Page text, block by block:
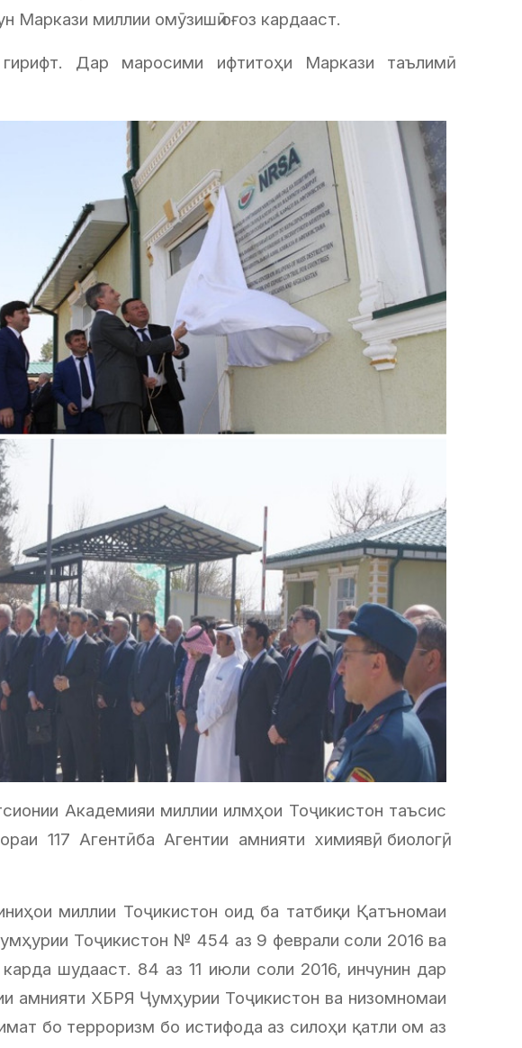
миллии омӯзишӣ оғоз кардааст.
Дар маросими ифтитоҳи Маркази таълимӣ
Академияи миллии илмҳои Тоҷикистон таъсис
Агентӣ ба Агентии амнияти химиявӣ, биологӣ,
миллии Тоҷикистон оид ба татбиқи Қатъномаи
Тоҷикистон № 454 аз 9 феврали соли 2016 ва
шудааст. 84 аз 11 июли соли 2016, инчунин дар
амнияти ХБРЯ Ҷумҳурии Тоҷикистон ва низомномаи
бо терроризм бо истифода аз силоҳи қатли ом аз